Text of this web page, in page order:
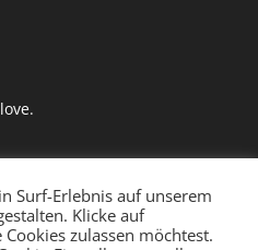
Surf-Erlebnis auf unserem
Klicke auf
zulassen möchtest.